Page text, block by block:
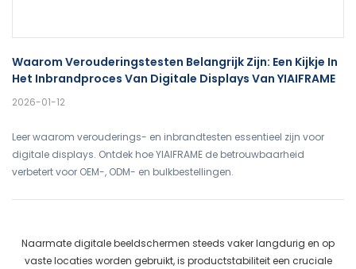
Waarom Verouderingstesten Belangrijk Zijn: Een Kijkje In
Het Inbrandproces Van Digitale Displays Van YIAIFRAME
2026-01-12
Leer waarom verouderings- en inbrandtesten essentieel zijn voor
digitale displays. Ontdek hoe YIAIFRAME de betrouwbaarheid
verbetert voor OEM-, ODM- en bulkbestellingen.
Naarmate digitale beeldschermen steeds vaker langdurig en op
vaste locaties worden gebruikt, is productstabiliteit een cruciale